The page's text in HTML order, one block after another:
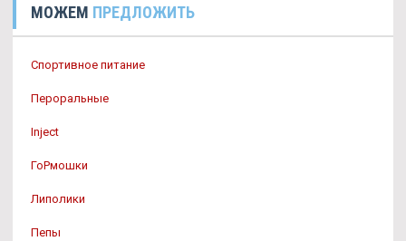
МОЖЕМ ПРЕДЛОЖИТЬ
Спортивное питание
Пероральные
Inject
ГоРмошки
Липолики
Пепы